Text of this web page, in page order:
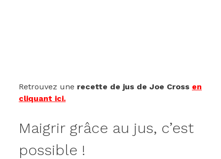
Retrouvez une recette de jus de Joe Cross en
cliquant ici.
Maigrir grâce au jus, c’est
possible !